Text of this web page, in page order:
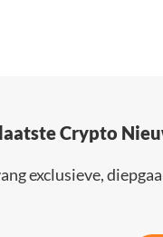
Crypto
exclusieve,